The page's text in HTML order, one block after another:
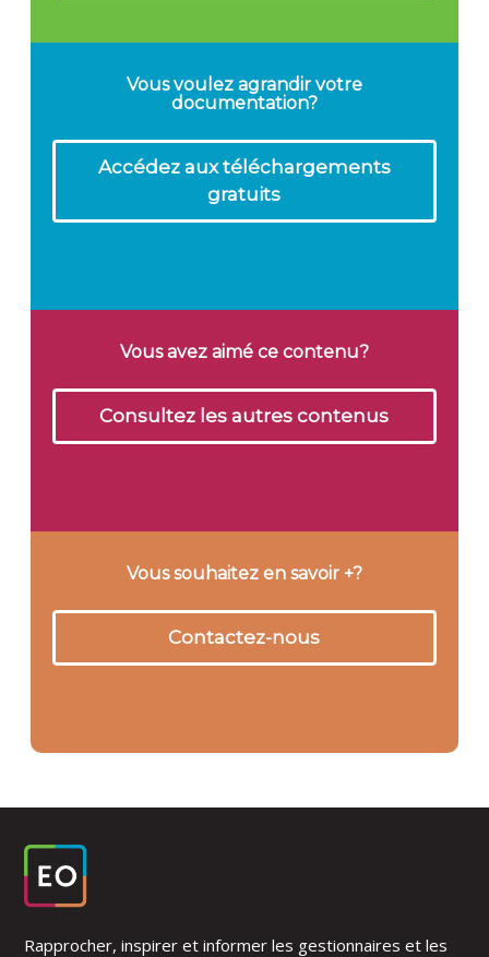
Vous voulez agrandir votre
documentation?
Accédez aux téléchargements
gratuits
Vous avez aimé ce contenu?
Consultez les autres contenus
Vous souhaitez en savoir +?
Contactez-nous
Rapprocher, inspirer et informer les gestionnaires et les